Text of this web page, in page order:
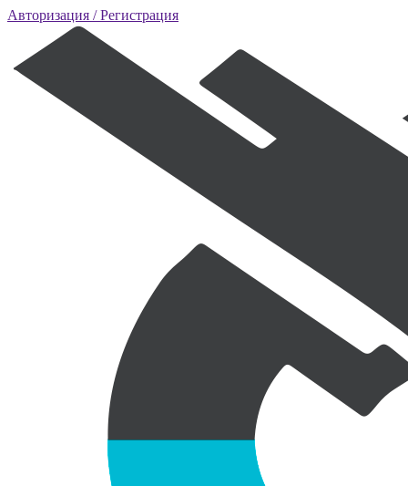
Авторизация / Регистрация